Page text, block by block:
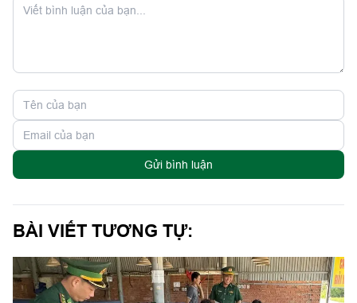
Gửi bình luận
BÀI VIẾT TƯƠNG TỰ: